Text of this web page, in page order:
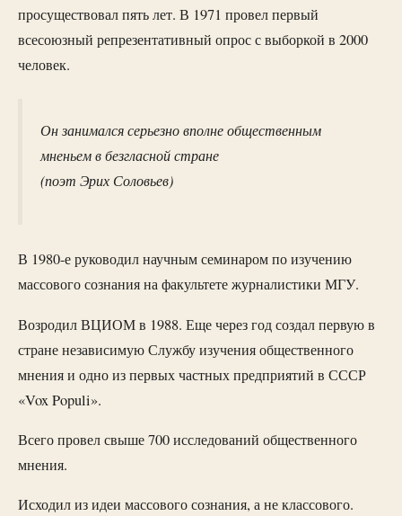
просуществовал пять лет. В 1971 провел первый
всесоюзный репрезентативный опрос с выборкой в 2000
человек.
Он занимался серьезно вполне общественным
мненьем в безгласной стране
(поэт Эрих Соловьев)
В 1980-е руководил научным семинаром по изучению
массового сознания на факультете журналистики МГУ.
Возродил ВЦИОМ в 1988. Еще через год создал первую в
стране независимую Службу изучения общественного
мнения и одно из первых частных предприятий в СССР
«Vox Populi».
Всего провел свыше 700 исследований общественного
мнения.
Исходил из идеи массового сознания, а не классового.